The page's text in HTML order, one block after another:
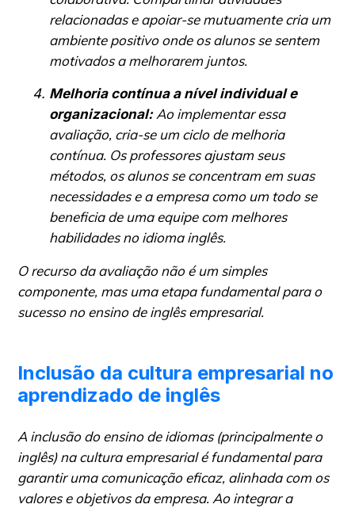
relacionadas e apoiar-se mutuamente cria um
ambiente positivo onde os alunos se sentem
motivados a melhorarem juntos.
Melhoria contínua a nível individual e
organizacional:Ao implementar essa
avaliação, cria-se um ciclo de melhoria
contínua. Os professores ajustam seus
métodos, os alunos se concentram em suas
necessidades e a empresa como um todo se
beneficia de uma equipe com melhores
habilidades no idioma inglês.
O recurso da avaliação não é um simples
componente, mas uma etapa fundamental para o
sucesso no ensino de inglês empresarial.
Inclusão da cultura empresarial no
aprendizado de inglês
A inclusão do ensino de idiomas (principalmente o
inglês) na cultura empresarial é fundamental para
garantir uma comunicação eficaz, alinhada com os
valores e objetivos da empresa. Ao integrar a